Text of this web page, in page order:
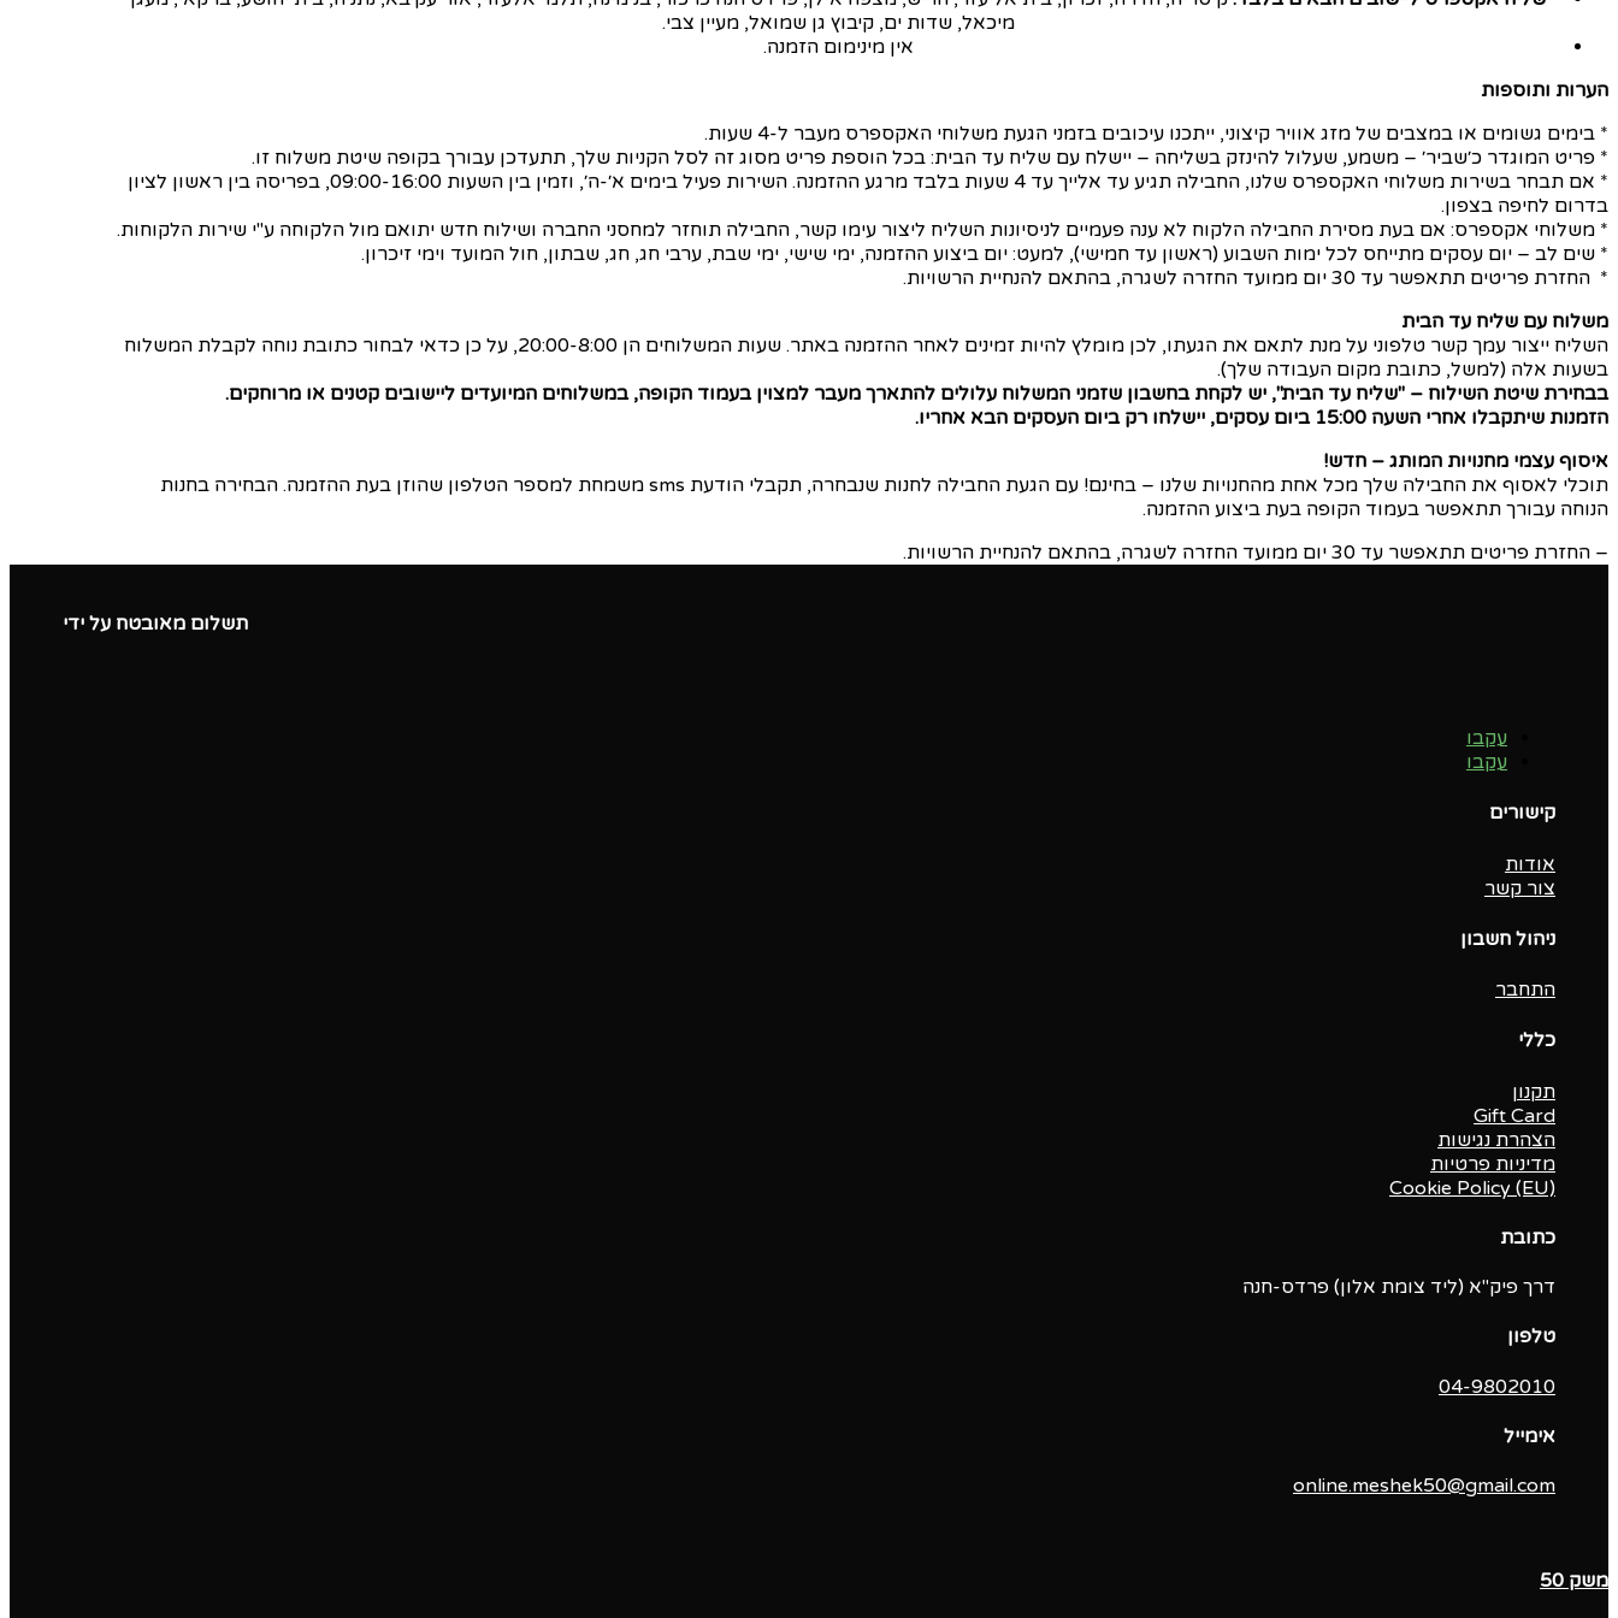
מיכאל, שדות ים, קיבוץ גן שמואל, מעיין צבי.
אין מינימום הזמנה.
הערות ותוספות
* בימים גשומים או במצבים של מזג אוויר קיצוני, ייתכנו עיכובים בזמני הגעת משלוחי האקספרס מעבר ל-4 שעות.
* פריט המוגדר כ׳שביר׳ – משמע, שעלול להינזק בשליחה – יישלח עם שליח עד הבית: בכל הוספת פריט מסוג זה לסל הקניות שלך, תתעדכן עבורך בקופה שיטת משלוח זו.
* אם תבחר בשירות משלוחי האקספרס שלנו, החבילה תגיע עד אלייך עד 4 שעות בלבד מרגע ההזמנה. השירות פעיל בימים א׳-ה׳, וזמין בין השעות 09:00-16:00, בפריסה בין ראשון לציון
בדרום לחיפה בצפון.
* משלוחי אקספרס: אם בעת מסירת החבילה הלקוח לא ענה פעמיים לניסיונות השליח ליצור עימו קשר, החבילה תוחזר למחסני החברה ושילוח חדש יתואם מול הלקוחה ע"י שירות הלקוחות.
* שים לב – יום עסקים מתייחס לכל ימות השבוע (ראשון עד חמישי), למעט: יום ביצוע ההזמנה, ימי שישי, ימי שבת, ערבי חג, חג, שבתון, חול המועד וימי זיכרון.
* החזרת פריטים תתאפשר עד 30 יום ממועד החזרה לשגרה, בהתאם להנחיית הרשויות.
משלוח עם שליח עד הבית
השליח ייצור עמך קשר טלפוני על מנת לתאם את הגעתו, לכן מומלץ להיות זמינים לאחר ההזמנה באתר. שעות המשלוחים הן 20:00-8:00, על כן כדאי לבחור כתובת נוחה לקבלת המשלוח
בשעות אלה (למשל, כתובת מקום העבודה שלך).
בבחירת שיטת השילוח – "שליח עד הבית", יש לקחת בחשבון שזמני המשלוח עלולים להתארך מעבר למצוין בעמוד הקופה, במשלוחים המיועדים ליישובים קטנים או מרוחקים.
הזמנות שיתקבלו אחרי השעה 15:00 ביום עסקים, יישלחו רק ביום העסקים הבא אחריו.
איסוף עצמי מחנויות המותג – חדש!
תוכלי לאסוף את החבילה שלך מכל אחת מהחנויות שלנו – בחינם! עם הגעת החבילה לחנות שנבחרה, תקבלי הודעת sms משמחת למספר הטלפון שהוזן בעת ההזמנה. הבחירה בחנות
הנוחה עבורך תתאפשר בעמוד הקופה בעת ביצוע ההזמנה.
– החזרת פריטים תתאפשר עד 30 יום ממועד החזרה לשגרה, בהתאם להנחיית הרשויות.
תשלום מאובטח על ידי
עקבו
עקבו
קישורים
אודות
צור קשר
ניהול חשבון
התחבר
כללי
תקנון
Gift Card
הצהרת נגישות
מדיניות פרטיות
Cookie Policy (EU)
כתובת
דרך פיק"א (ליד צומת אלון) פרדס-חנה
טלפון
04-9802010‬
אימייל
online.meshek50@gmail.com
משק 50